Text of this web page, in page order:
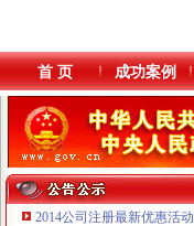
首 页 成功案例
2014公司注册最新优惠活动